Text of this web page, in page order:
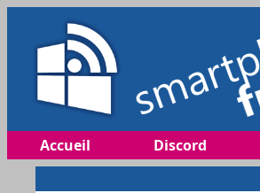
Accueil Discord